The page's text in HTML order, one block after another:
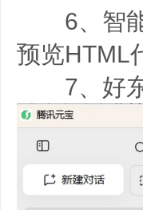
6、智能
预览HTML
7、好东